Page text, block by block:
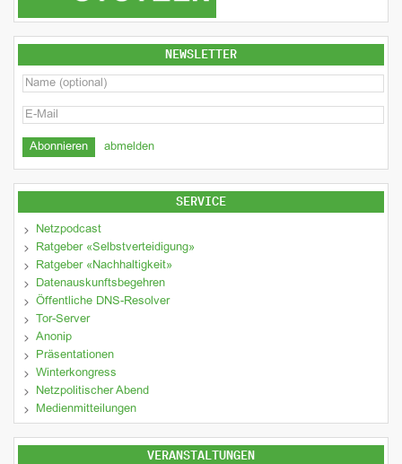
NEWSLETTER
abmelden
SERVICE
Netzpodcast
Ratgeber «Selbstverteidigung»
Ratgeber «Nachhaltigkeit»
Datenauskunftsbegehren
Öffentliche DNS-Resolver
Tor-Server
Anonip
Präsentationen
Winterkongress
Netzpolitischer Abend
Medienmitteilungen
VERANSTALTUNGEN